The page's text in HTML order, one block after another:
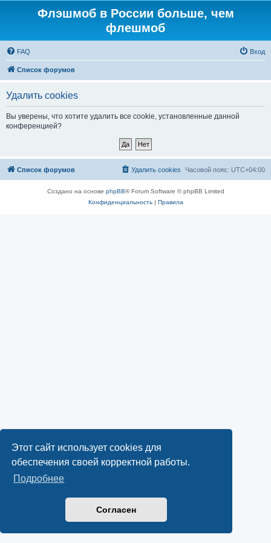
Этот сайт использует cookies для
обеспечения своей корректной работы.
Подробнее
Согласен
Флэшмоб в России больше, чем
флешмоб
FAQ Вход
Список форумов
Удалить cookies
Вы уверены, что хотите удалить все cookie, установленные данной
конференцией?
Список форумов Часовой пояс: UTC+04:00
Удалить cookies
Создано на основе phpBB® Forum Software © phpBB Limited
Конфиденциальность| Правила